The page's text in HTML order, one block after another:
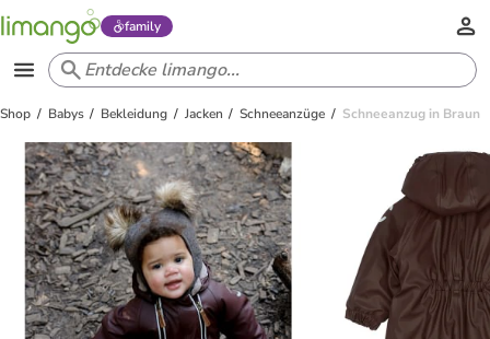
family
Shop Babys Bekleidung Jacken Schneeanzüge Schneeanzug in Braun